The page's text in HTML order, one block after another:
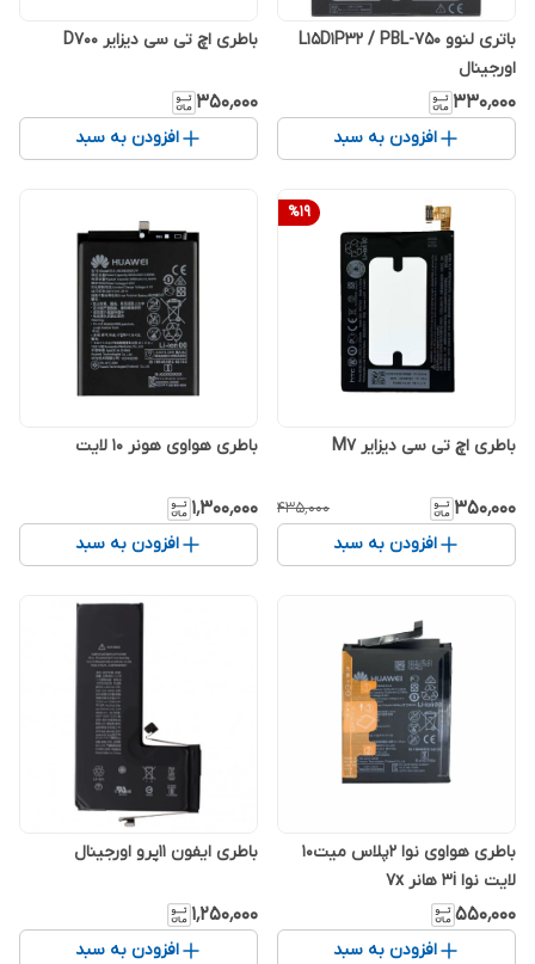
باتری لنوو L15D1P32 / PBL-750
اورجینال
۳۳۰٬۰۰۰
افزودن به سبد
باطری اچ تی سی دیزایر D700
۳۵۰٬۰۰۰
افزودن به سبد
%19
باطری اچ تی سی دیزایر M7
۳۵۰٬۰۰۰ ۴۳۵٬۰۰۰
افزودن به سبد
باطری هواوی هونر 10 لایت
۱٬۳۰۰٬۰۰۰
افزودن به سبد
باطری هواوی نوا 2پلاس میت10
لایت نوا 3i هانر 7x
۵۵۰٬۰۰۰
افزودن به سبد
باطری ایفون 11پرو اورجینال
۱٬۲۵۰٬۰۰۰
افزودن به سبد